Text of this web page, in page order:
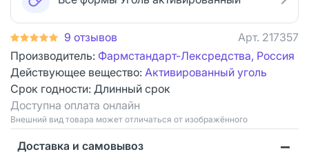
9 отзывов Арт. 217357
Производитель: Фармстандарт-Лексредства, Россия
Действующее вещество: Активированный уголь
Срок годности: Длинный срок
Доступна оплата онлайн
Bнешний вид товара может отличаться от изображённого
Доставка и самовывоз